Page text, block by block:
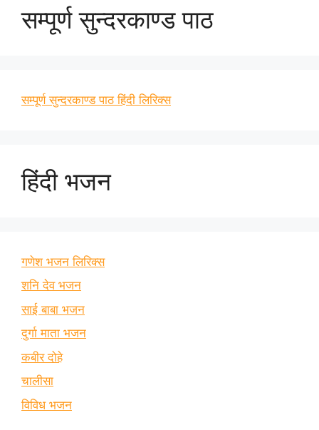
सम्पूर्ण सुन्दरकाण्ड पाठ
सम्पूर्ण सुन्दरकाण्ड पाठ हिंदी लिरिक्स
हिंदी भजन
गणेश भजन लिरिक्स
शनि देव भजन
साई बाबा भजन
दुर्गा माता भजन
कबीर दोहे
चालीसा
विविध भजन